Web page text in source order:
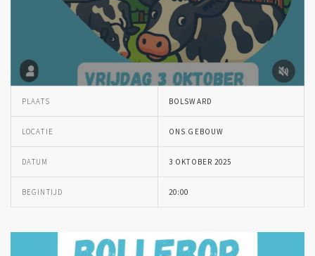
PLAATS BOLSWARD
LOCATIE ONS GEBOUW
DATUM 3 OKTOBER 2025
BEGINTIJD 20:00